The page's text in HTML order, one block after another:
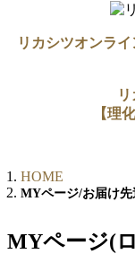
リカシツオンラ
【理
HOME
MYページ/お届け先
MYページ(